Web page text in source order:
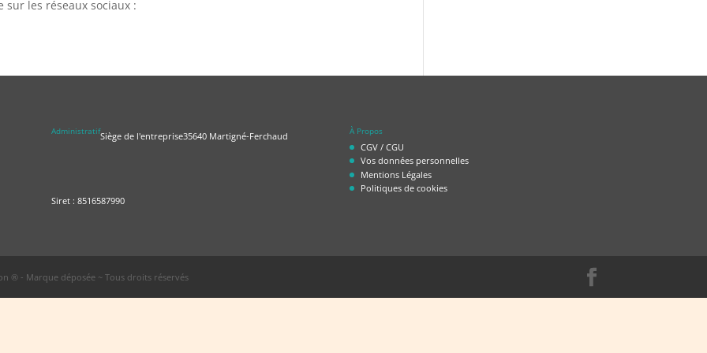
sur les réseaux sociaux :
AdministratifSiège de l'entreprise35640 Martigné-Ferchaud
Siret : 8516587990
À Propos
CGV / CGU
Vos données personnelles
Mentions Légales
Politiques de cookies
® - Marque déposée ~ Tous droits réservés